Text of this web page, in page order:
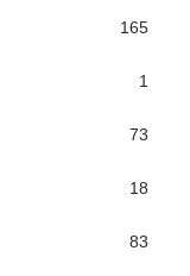
165
1
73
18
83